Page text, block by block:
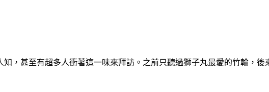
，甚至有超多人衝著這一味來拜訪。之前只聽過獅子丸最愛的竹輪，後